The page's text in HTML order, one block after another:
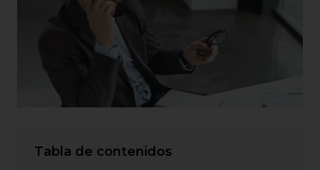
Tabla de contenidos